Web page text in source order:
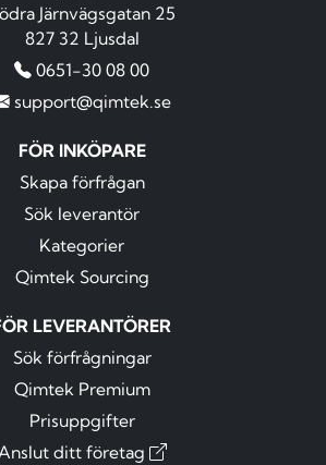
Järnvägsgatan 25
827 32 Ljusdal
0651-30 08 00
support@qimtek.se
FÖR INKÖPARE
Skapa förfrågan
Sök leverantör
Kategorier
Qimtek Sourcing
LEVERANTÖRER
Sök förfrågningar
Qimtek Premium
Prisuppgifter
Anslut ditt företag